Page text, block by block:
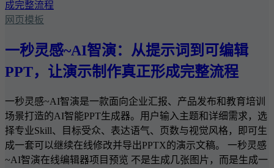
网页模板
一秒灵感~AI智演：从提示词到可编辑
PPT，让演示制作真正形成完整流程
一秒灵感~AI智演是一款面向企业汇报、产品发布和教育培训
场景打造的AI智能PPT生成器。用户输入主题和详细需求，选
择专业Skill、目标受众、表达语气、页数与视觉风格，即可生
成一套可以继续在线修改并导出PPTX的演示文稿。 一秒灵感
~AI智演在线编辑器项目预览 不是生成几张图片，而是生成一